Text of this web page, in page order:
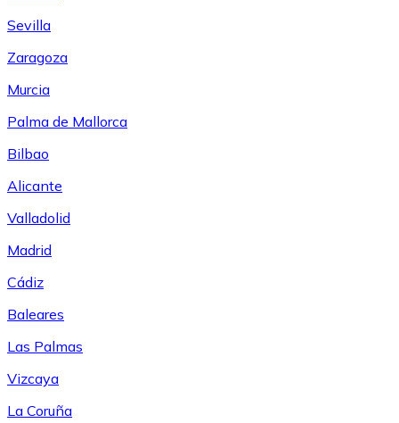
Sevilla
Zaragoza
Murcia
Palma de Mallorca
Bilbao
Alicante
Valladolid
Madrid
Cádiz
Baleares
Las Palmas
Vizcaya
La Coruña